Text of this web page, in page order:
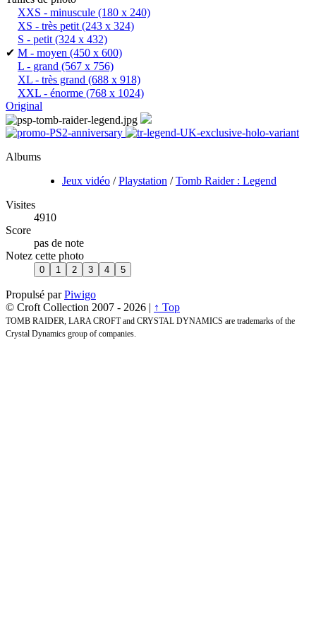
XXS - minuscule (180 x 240)
XS - très petit(243 x 324)
S - petit(324 x 432)
✔ M - moyen (450 x 600)
L - grand (567 x 756)
XL - très grand (688 x 918)
XXL - énorme (768 x 1024)
Original
Albums
Jeux vidéo /Playstation /Tomb Raider : Legend
Visites
4910
Score
pas de note
Notez cette photo
Propulsé parPiwigo
© Croft Collection 2007 - 2026 | ↑ Top
TOMB RAIDER, LARA CROFT and CRYSTAL DYNAMICS are trademarks of the
Crystal Dynamics group of companies.